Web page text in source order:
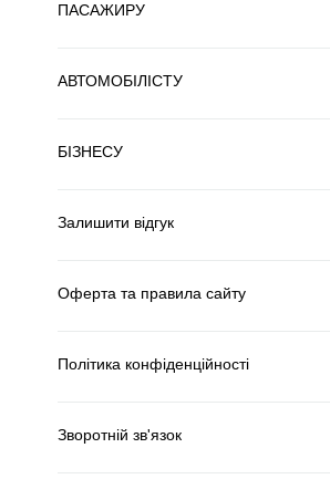
ПАСАЖИРУ
АВТОМОБІЛІСТУ
БІЗНЕСУ
Залишити відгук
Оферта та правила сайту
Політика конфіденційності
Зворотній зв'язок